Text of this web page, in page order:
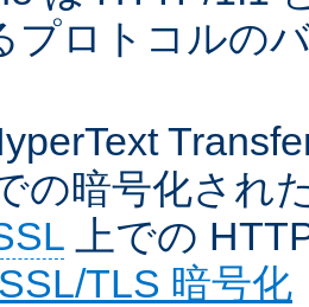
プロトコルの
の暗号化され
上での
SSL/TLS 暗号化